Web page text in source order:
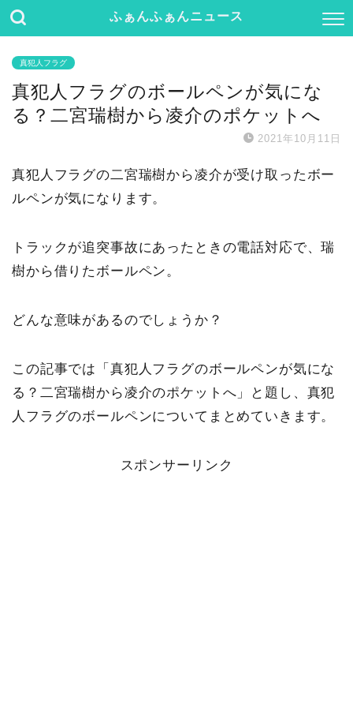
ふぁんふぁんニュース
真犯人フラグ
真犯人フラグのボールペンが気にな
る？二宮瑞樹から凌介のポケットへ
2021年10月11日
真犯人フラグの二宮瑞樹から凌介が受け取ったボー
ルペンが気になります。
トラックが追突事故にあったときの電話対応で、瑞
樹から借りたボールペン。
どんな意味があるのでしょうか？
この記事では「真犯人フラグのボールペンが気にな
る？二宮瑞樹から凌介のポケットへ」と題し、真犯
人フラグのボールペンについてまとめていきます。
スポンサーリンク